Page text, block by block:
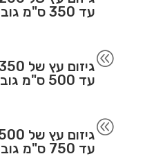
עד 350 ס"מ גובה
@
עד 500 ס"מ גובה
@
עד 750 ס"מ גובה